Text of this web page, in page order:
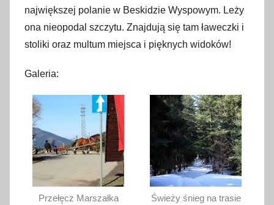
największej polanie w Beskidzie Wyspowym. Leży
ona nieopodal szczytu. Znajdują się tam ławeczki i
stoliki oraz multum miejsca i pięknych widoków!
Galeria:
Przełęcz Marszałka
Świeży śnieg na trasie